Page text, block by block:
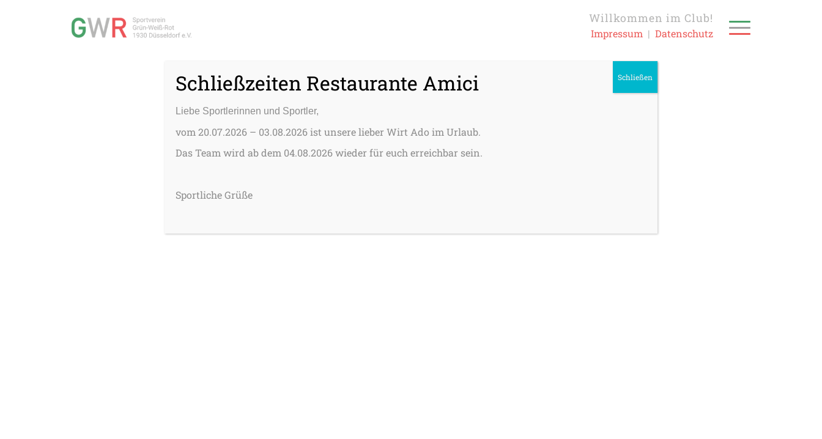
Willkommen im Club!
Impressum | Datenschutz
Schließzeiten Restaurante Amici
Liebe Sportlerinnen und Sportler,
vom 20.07.2026 – 03.08.2026 ist unsere lieber Wirt Ado im Urlaub.
Das Team wird ab dem 04.08.2026 wieder für euch erreichbar sein.
Sportliche Grüße
Schließen